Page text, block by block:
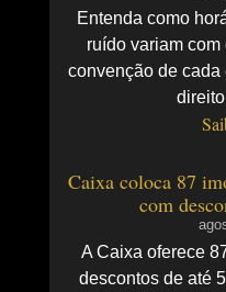
Entenda como
ruído variam
convenção de cada
Caixa coloca 87
com
A Caixa oferece
descontos de até